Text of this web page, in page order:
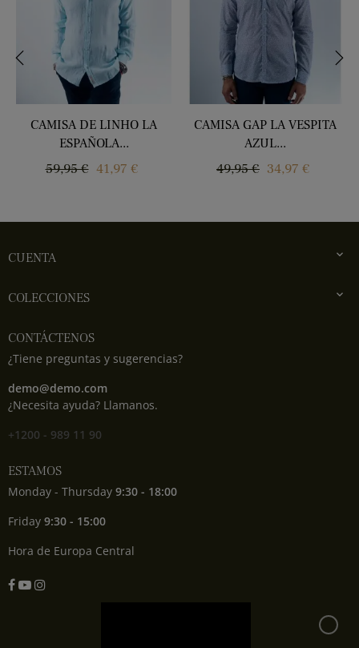
CAMISA DE LINHO LA
ESPAÑOLA...
Regular
59,95 € Price
41,97 €
CAMISA GAP LA VESPITA
AZUL...
Regular
49,95 € Price
34,97 €
CUENTA 
COLECCIONES 
CONTÁCTENOS
¿Tiene preguntas y sugerencias?
demo@demo.com
¿Necesita ayuda? Llamanos.
+1200 - 989 11 90
ESTAMOS
Monday - Thursday 9:30 - 18:00
Friday 9:30 - 15:00
Hora de Europa Central
Facebook
YouTube